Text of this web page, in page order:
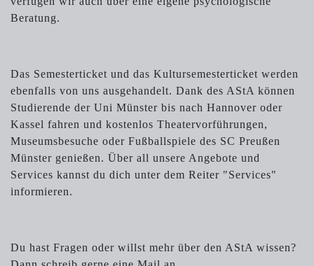
Beratung.
Das Semesterticket und das Kultursemesterticket werden
ebenfalls von uns ausgehandelt. Dank des AStA können
Studierende der Uni Münster bis nach Hannover oder
Kassel fahren und kostenlos Theatervorführungen,
Museumsbesuche oder Fußballspiele des SC Preußen
Münster genießen. Über all unsere Angebote und
Services kannst du dich unter dem Reiter "Services"
informieren.
Du hast Fragen oder willst mehr über den AStA wissen?